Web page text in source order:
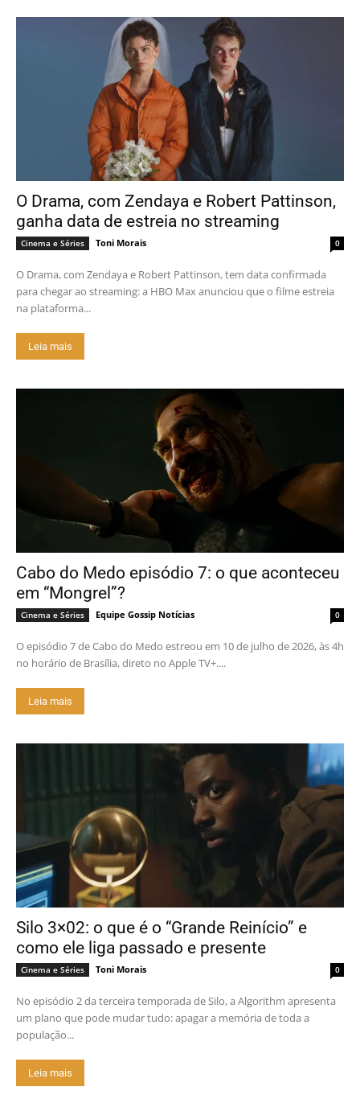
O Drama, com Zendaya e Robert Pattinson,
ganha data de estreia no streaming
Cinema e Séries Toni Morais 0
O Drama, com Zendaya e Robert Pattinson, tem data confirmada
para chegar ao streaming: a HBO Max anunciou que o filme estreia
na plataforma...
Leia mais
Cabo do Medo episódio 7: o que aconteceu
em “Mongrel”?
Cinema e Séries Equipe Gossip Notícias 0
O episódio 7 de Cabo do Medo estreou em 10 de julho de 2026, às 4h
no horário de Brasília, direto no Apple TV+....
Leia mais
Silo 3×02: o que é o “Grande Reinício” e
como ele liga passado e presente
Cinema e Séries Toni Morais 0
No episódio 2 da terceira temporada de Silo, a Algorithm apresenta
um plano que pode mudar tudo: apagar a memória de toda a
população...
Leia mais